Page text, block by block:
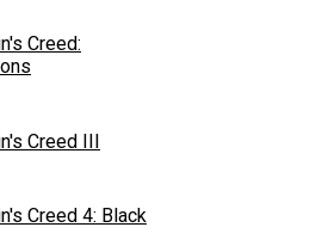
Creed:
Creed III
Creed 4: Black